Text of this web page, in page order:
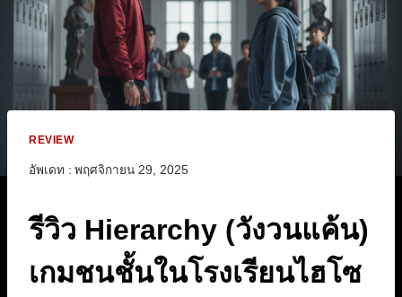
REVIEW
อัพเดท : พฤศจิกายน 29, 2025
รีวิว Hierarchy (วังวนแค้น)
เกมชนชั้นในโรงเรียนไฮโซ